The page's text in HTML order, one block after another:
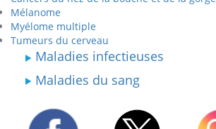
Mélanome
Myélome multiple
Tumeurs du cerveau
Maladies infectieuses
Maladies du sang